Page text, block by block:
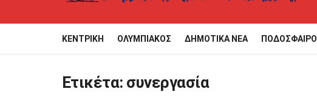
ΚΕΝΤΡΙΚΗ ΟΛΥΜΠΙΑΚΟΣ ΔΗΜΟΤΙΚΑ ΝΕΑ ΠΟΔΟΣΦΑΙΡΟ
Ετικέτα: συνεργασία